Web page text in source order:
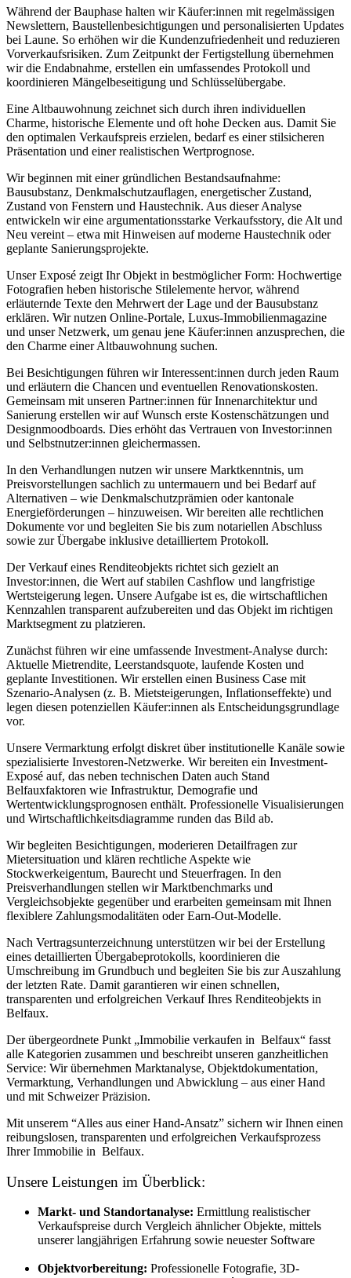
Während der Bauphase halten wir Käufer:innen mit regelmässigen
Newslettern, Baustellenbesichtigungen und personalisierten Updates
bei Laune. So erhöhen wir die Kundenzufriedenheit und reduzieren
Vorverkaufsrisiken. Zum Zeitpunkt der Fertigstellung übernehmen
wir die Endabnahme, erstellen ein umfassendes Protokoll und
koordinieren Mängelbeseitigung und Schlüsselübergabe.
Eine Altbauwohnung zeichnet sich durch ihren individuellen
Charme, historische Elemente und oft hohe Decken aus. Damit Sie
den optimalen Verkaufspreis erzielen, bedarf es einer stilsicheren
Präsentation und einer realistischen Wertprognose.
Wir beginnen mit einer gründlichen Bestandsaufnahme:
Bausubstanz, Denkmalschutzauflagen, energetischer Zustand,
Zustand von Fenstern und Haustechnik. Aus dieser Analyse
entwickeln wir eine argumentationsstarke Verkaufsstory, die Alt und
Neu vereint – etwa mit Hinweisen auf moderne Haustechnik oder
geplante Sanierungsprojekte.
Unser Exposé zeigt Ihr Objekt in bestmöglicher Form: Hochwertige
Fotografien heben historische Stilelemente hervor, während
erläuternde Texte den Mehrwert der Lage und der Bausubstanz
erklären. Wir nutzen Online-Portale, Luxus-Immobilienmagazine
und unser Netzwerk, um genau jene Käufer:innen anzusprechen, die
den Charme einer Altbauwohnung suchen.
Bei Besichtigungen führen wir Interessent:innen durch jeden Raum
und erläutern die Chancen und eventuellen Renovationskosten.
Gemeinsam mit unseren Partner:innen für Innenarchitektur und
Sanierung erstellen wir auf Wunsch erste Kostenschätzungen und
Designmoodboards. Dies erhöht das Vertrauen von Investor:innen
und Selbstnutzer:innen gleichermassen.
In den Verhandlungen nutzen wir unsere Marktkenntnis, um
Preisvorstellungen sachlich zu untermauern und bei Bedarf auf
Alternativen – wie Denkmalschutzprämien oder kantonale
Energieförderungen – hinzuweisen. Wir bereiten alle rechtlichen
Dokumente vor und begleiten Sie bis zum notariellen Abschluss
sowie zur Übergabe inklusive detailliertem Protokoll.
Der Verkauf eines Renditeobjekts richtet sich gezielt an
Investor:innen, die Wert auf stabilen Cashflow und langfristige
Wertsteigerung legen. Unsere Aufgabe ist es, die wirtschaftlichen
Kennzahlen transparent aufzubereiten und das Objekt im richtigen
Marktsegment zu platzieren.
Zunächst führen wir eine umfassende Investment-Analyse durch:
Aktuelle Mietrendite, Leerstandsquote, laufende Kosten und
geplante Investitionen. Wir erstellen einen Business Case mit
Szenario-Analysen (z. B. Mietsteigerungen, Inflationseffekte) und
legen diesen potenziellen Käufer:innen als Entscheidungsgrundlage
vor.
Unsere Vermarktung erfolgt diskret über institutionelle Kanäle sowie
spezialisierte Investoren-Netzwerke. Wir bereiten ein Investment-
Exposé auf, das neben technischen Daten auch Stand
Belfauxfaktoren wie Infrastruktur, Demografie und
Wertentwicklungsprognosen enthält. Professionelle Visualisierungen
und Wirtschaftlichkeitsdiagramme runden das Bild ab.
Wir begleiten Besichtigungen, moderieren Detailfragen zur
Mietersituation und klären rechtliche Aspekte wie
Stockwerkeigentum, Baurecht und Steuerfragen. In den
Preisverhandlungen stellen wir Marktbenchmarks und
Vergleichsobjekte gegenüber und erarbeiten gemeinsam mit Ihnen
flexiblere Zahlungsmodalitäten oder Earn-Out-Modelle.
Nach Vertragsunterzeichnung unterstützen wir bei der Erstellung
eines detaillierten Übergabeprotokolls, koordinieren die
Umschreibung im Grundbuch und begleiten Sie bis zur Auszahlung
der letzten Rate. Damit garantieren wir einen schnellen,
transparenten und erfolgreichen Verkauf Ihres Renditeobjekts in
Belfaux.
Der übergeordnete Punkt „Immobilie verkaufen in Belfaux“ fasst
alle Kategorien zusammen und beschreibt unseren ganzheitlichen
Service: Wir übernehmen Marktanalyse, Objektdokumentation,
Vermarktung, Verhandlungen und Abwicklung – aus einer Hand
und mit Schweizer Präzision.
Mit unserem “Alles aus einer Hand-Ansatz” sichern wir Ihnen einen
reibungslosen, transparenten und erfolgreichen Verkaufsprozess
Ihrer Immobilie in Belfaux.
Unsere Leistungen im Überblick:
Markt- und Standortanalyse: Ermittlung realistischer
Verkaufspreise durch Vergleich ähnlicher Objekte, mittels
unserer langjährigen Erfahrung sowie neuester Software
Objektvorbereitung: Professionelle Fotografie, 3D-